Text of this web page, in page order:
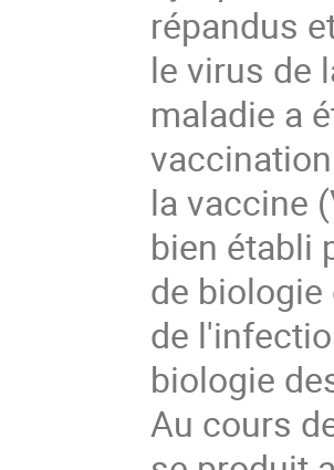
répandus
le virus de
maladie a
la vaccine
bien établi
de
de
biologie
Au cours